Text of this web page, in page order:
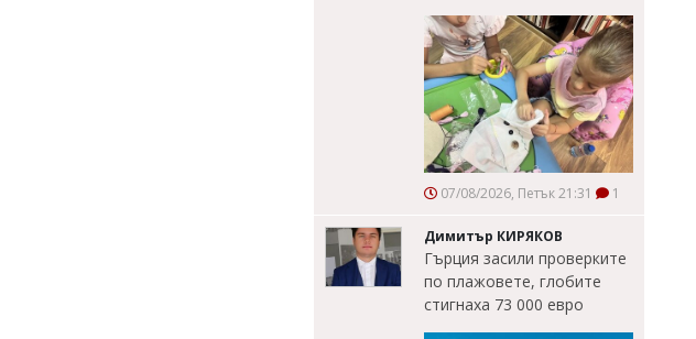
07/08/2026, Петък 21:31 1
Димитър КИРЯКОВ
Гърция засили проверките
по плажовете, глобите
стигнаха 73 000 евро